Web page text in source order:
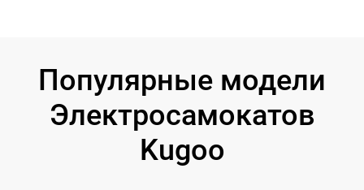
Популярные модели
Электросамокатов
Kugoo